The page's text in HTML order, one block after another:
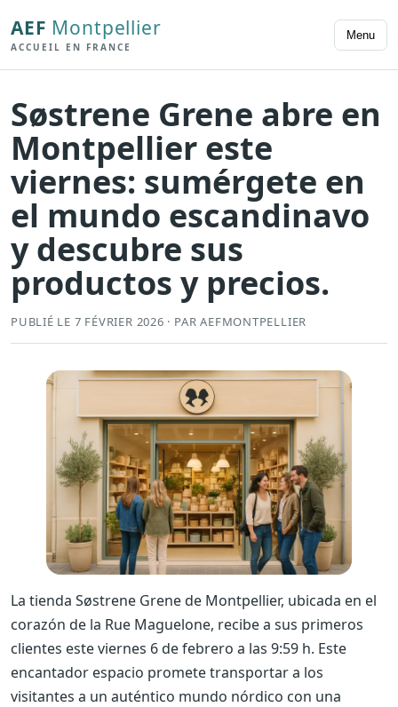
AEF Montpellier
ACCUEIL EN FRANCE
Menu
Søstrene Grene abre en
Montpellier este
viernes: sumérgete en
el mundo escandinavo
y descubre sus
productos y precios.
PUBLIÉ LE 7 FÉVRIER 2026 · PAR AEFMONTPELLIER
La tienda Søstrene Grene de Montpellier, ubicada en el
corazón de la Rue Maguelone, recibe a sus primeros
clientes este viernes 6 de febrero a las 9:59 h. Este
encantador espacio promete transportar a los
visitantes a un auténtico mundo nórdico con una